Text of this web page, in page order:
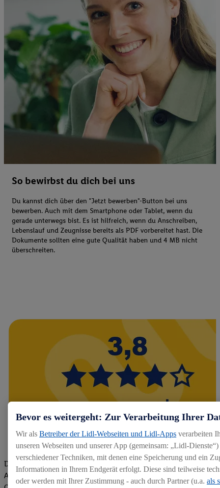
So bewirbst du dich bei uns
Du kannst dich über den "Jetzt bewerben"-Button bei uns
bewerben. Auch mit dem Smartphone oder Tablet, wenn du
gerade unterwegs bist. Es ist hilfreich, wenn du Anschreiben,
Lebenslauf und Zeugnisse bereits als PDF vorbereitet hast. Die
Dokumente sollten eine gute Qualität haben und 4 MB nicht
überschreiten.
Die Bewertungen von aktuellen und ehemaligen Mitarbeitern,
Azubis und externen Bewerbern haben uns zu einer Top
Bevor es weitergeht: Zur Verarbeitung Ihrer
Wir als Betreiber der Lidl-Webseiten und Lidl-Apps verarbeiten
unseren Webseiten und unserer App (gemeinsam: „Lidl-
verschiedener Techniken, mit denen eine Speicherung und ein
Informationen in Ihrem Endgerät erfolgt. Diese sind teilweise
oder werden mit Ihrer Zustimmung - auch durch Partner (u.a. als